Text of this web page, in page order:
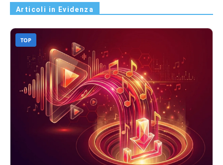
Articoli in Evidenza
TOP